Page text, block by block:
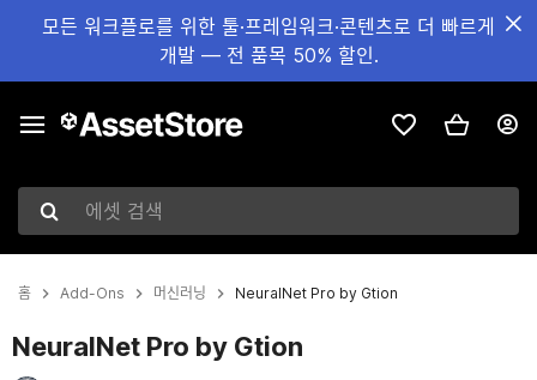
모든 워크플로를 위한 툴·프레임워크·콘텐츠로 더 빠르게
개발 — 전 품목 50% 할인.
에셋 검색
홈 Add-Ons 머신러닝 NeuralNet Pro by Gtion
NeuralNet Pro by Gtion